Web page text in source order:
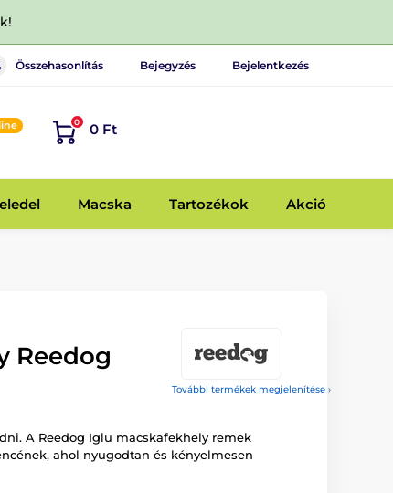
Összehasonlítás Bejegyzés Bejelentkezés
0 0 Ft
Macska Tartozékok Akció
További termékek megjelenítése ›
Reedog
A Reedog Iglu macskafekhely remek
ahol nyugodtan és kényelmesen